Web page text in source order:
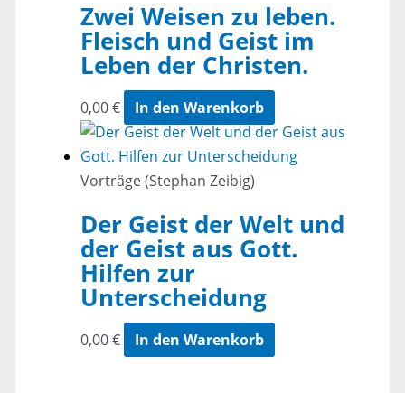
Zwei Weisen zu leben.
Fleisch und Geist im
Leben der Christen.
0,00€ In den Warenkorb
Vorträge (Stephan Zeibig)
Der Geist der Welt und
der Geist aus Gott.
Hilfen zur
Unterscheidung
0,00€ In den Warenkorb